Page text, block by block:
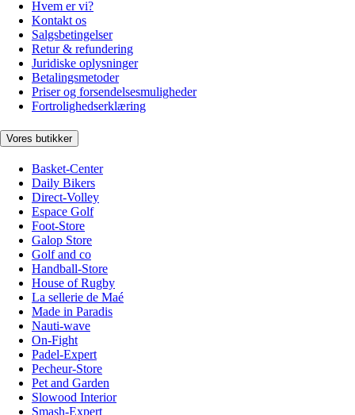
Hvem er vi?
Kontakt os
Salgsbetingelser
Retur & refundering
Juridiske oplysninger
Betalingsmetoder
Priser og forsendelsesmuligheder
Fortrolighedserklæring
Vores butikker
Basket-Center
Daily Bikers
Direct-Volley
Espace Golf
Foot-Store
Galop Store
Golf and co
Handball-Store
House of Rugby
La sellerie de Maé
Made in Paradis
Nauti-wave
On-Fight
Padel-Expert
Pecheur-Store
Pet and Garden
Slowood Interior
Smash-Expert